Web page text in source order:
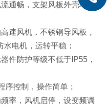
通畅，支架风板外壳均采
速风机，不锈钢导风板，
电机，运转平稳；
件防护等级不低于IP55，
序控制，操作简单；
率，风机启停，设变频调